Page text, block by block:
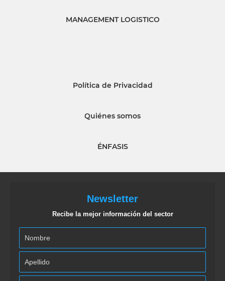
MANAGEMENT LOGISTICO
Política de Privacidad
Quiénes somos
ÉNFASIS
Newsletter
Recibe la mejor información del sector